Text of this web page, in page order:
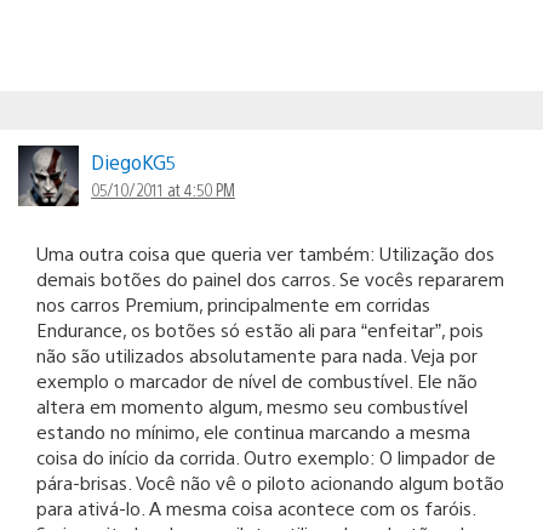
DiegoKG5
05/10/2011 at 4:50 PM
Uma outra coisa que queria ver também: Utilização dos
demais botões do painel dos carros. Se vocês repararem
nos carros Premium, principalmente em corridas
Endurance, os botões só estão ali para “enfeitar”, pois
não são utilizados absolutamente para nada. Veja por
exemplo o marcador de nível de combustível. Ele não
altera em momento algum, mesmo seu combustível
estando no mínimo, ele continua marcando a mesma
coisa do início da corrida. Outro exemplo: O limpador de
pára-brisas. Você não vê o piloto acionando algum botão
para ativá-lo. A mesma coisa acontece com os faróis.